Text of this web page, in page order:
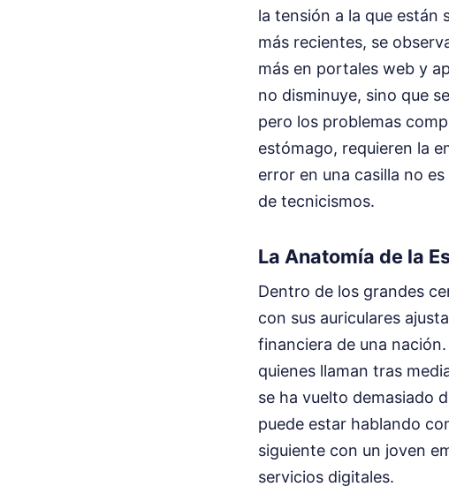
la tensión a la que están
más recientes, se
más en portales web y
no disminuye, sino que
pero los problemas
estómago, requieren la
error en una casilla no
de tecnicismos.
La Anatomía de la
Dentro de los grandes
con sus auriculares
financiera de una
quienes llaman tras
se ha vuelto demasiado
puede estar hablando
siguiente con un joven
servicios digitales.